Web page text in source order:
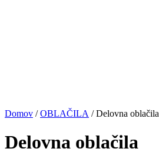
Domov /OBLAČILA / Delovna oblačila
Delovna oblačila